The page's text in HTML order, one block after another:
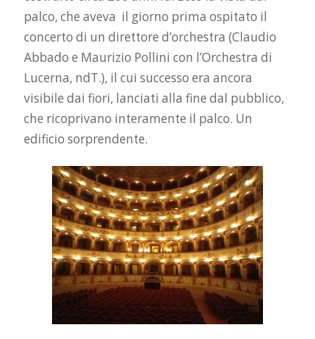
palco, che aveva il giorno prima ospitato il
concerto di un direttore d’orchestra (Claudio
Abbado e Maurizio Pollini con l’Orchestra di
Lucerna, ndT.), il cui successo era ancora
visibile dai fiori, lanciati alla fine dal pubblico,
che ricoprivano interamente il palco. Un
edificio sorprendente.